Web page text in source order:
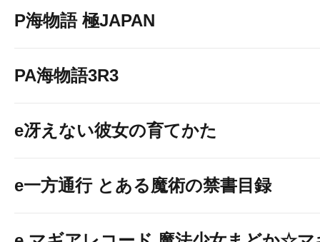
P海物語 極JAPAN
PA海物語3R3
e冴えない彼女の育てかた
e一方通行 とある魔術の禁書目録